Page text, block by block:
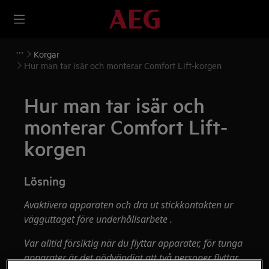
Korgar
Hur man tar isär och monterar Comfort Lift-korgen
Hur man tar isär och
monterar Comfort Lift-
korgen
Lösning
Avaktivera apparaten och dra ut stickkontakten ur
vägguttagetföre underhållsarbete.
Var alltid försiktig när du flyttar apparater, för tunga
apparater är det nödvändigt att två personer flyttar